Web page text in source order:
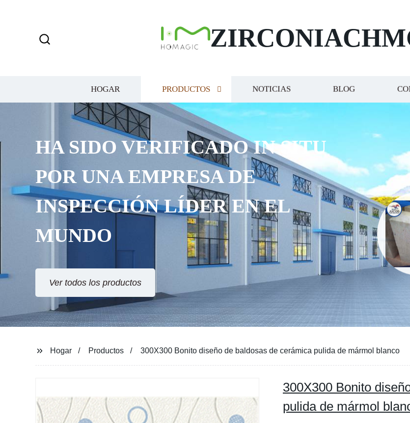
HOGAR PRODUCTOS NOTICIAS BLOG
HA SIDO VERIFICADO IN SITU
POR UNA EMPRESA DE
INSPECCIÓN LÍDER EN EL
MUNDO
Ver todos los productos
Hogar Productos 300X300 Bonito diseño de baldosas de cerámica pulida de mármol blanco
300X300 Bonito
pulida de mármol